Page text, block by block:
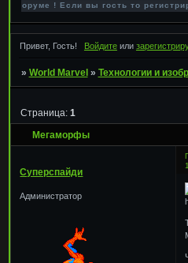
форуме ! Если вы гость то
Привет, Гость! Войдитеили
» World Marvel » Технологии и
Мегаморфы
Страница: 1
Суперспайди
Администратор